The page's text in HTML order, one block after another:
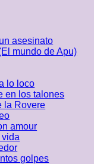
asesinato
mundo de Apu)
lo loco
en los talones
la Rovere
amour
golpes